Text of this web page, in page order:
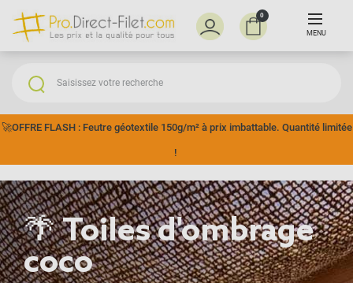
0
MENU
🚀OFFRE FLASH : Feutre géotextile 150g/m² à prix imbattable. Quantité limitée
!
🌴 Toiles d'ombrage
coco